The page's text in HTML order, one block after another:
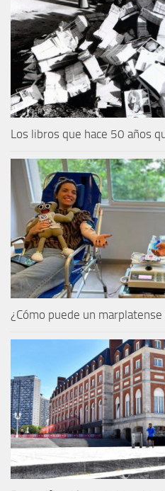
Los libros que hace 50 años
¿Cómo puede un marplatense